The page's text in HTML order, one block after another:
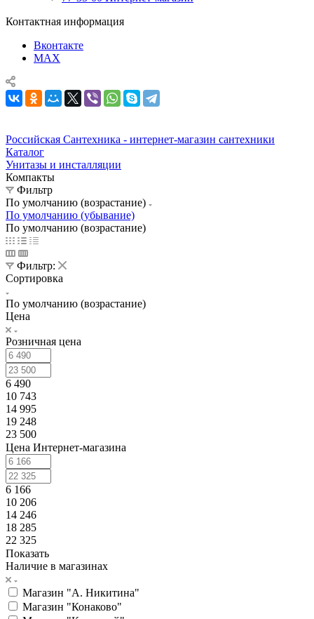
Контактная информация
Вконтакте
MAX
Российская Сантехника - интернет-магазин сантехники
Каталог
Унитазы и инсталляции
Компакты
Фильтр
По умолчанию (возрастание)
По умолчанию (убывание)
По умолчанию (возрастание)
Фильтр:
Сортировка
По умолчанию (возрастание)
Цена
Розничная цена
6 490
10 743
14 995
19 248
23 500
Цена Интернет-магазина
6 166
10 206
14 246
18 285
22 325
Показать
Наличие в магазинах
Магазин "А. Никитина"
Магазин "Конаково"